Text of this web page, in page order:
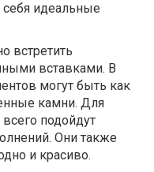
идеальные
встретить
вставками. В
могут быть как
камни. Для
подойдут
Они также
и красиво.